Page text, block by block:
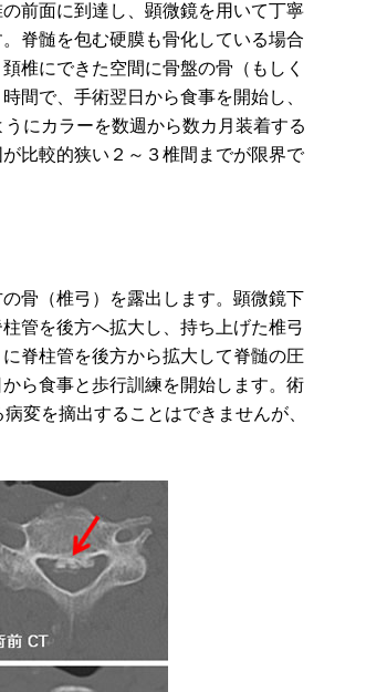
前面に到達し、顕微鏡を用いて丁寧
脊髄を包む硬膜も骨化している場合
椎にできた空間に骨盤の骨（もしく
間で、手術翌日から食事を開始し、
にカラーを数週から数カ月装着する
比較的狭い２～３椎間までが限界で
骨（椎弓）を露出します。顕微鏡下
管を後方へ拡大し、持ち上げた椎弓
脊柱管を後方から拡大して脊髄の圧
ら食事と歩行訓練を開始します。術
変を摘出することはできませんが、